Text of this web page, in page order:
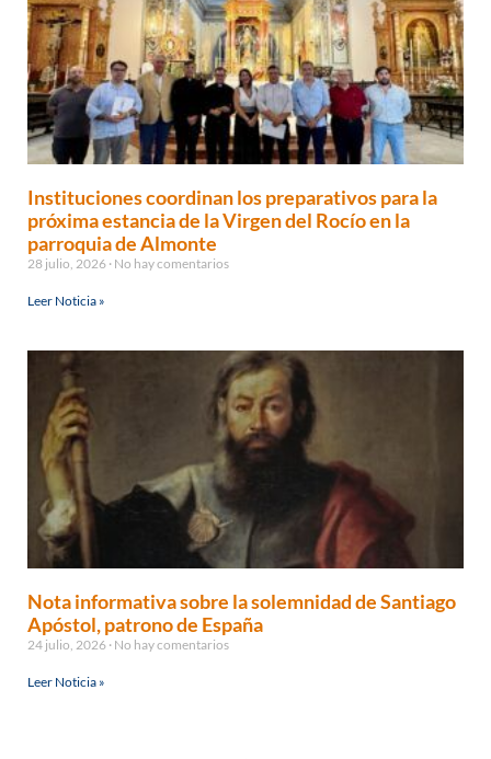
Instituciones coordinan los preparativos para la
próxima estancia de la Virgen del Rocío en la
parroquia de Almonte
28 julio, 2026 No hay comentarios
Leer Noticia »
Nota informativa sobre la solemnidad de Santiago
Apóstol, patrono de España
24 julio, 2026 No hay comentarios
Leer Noticia »